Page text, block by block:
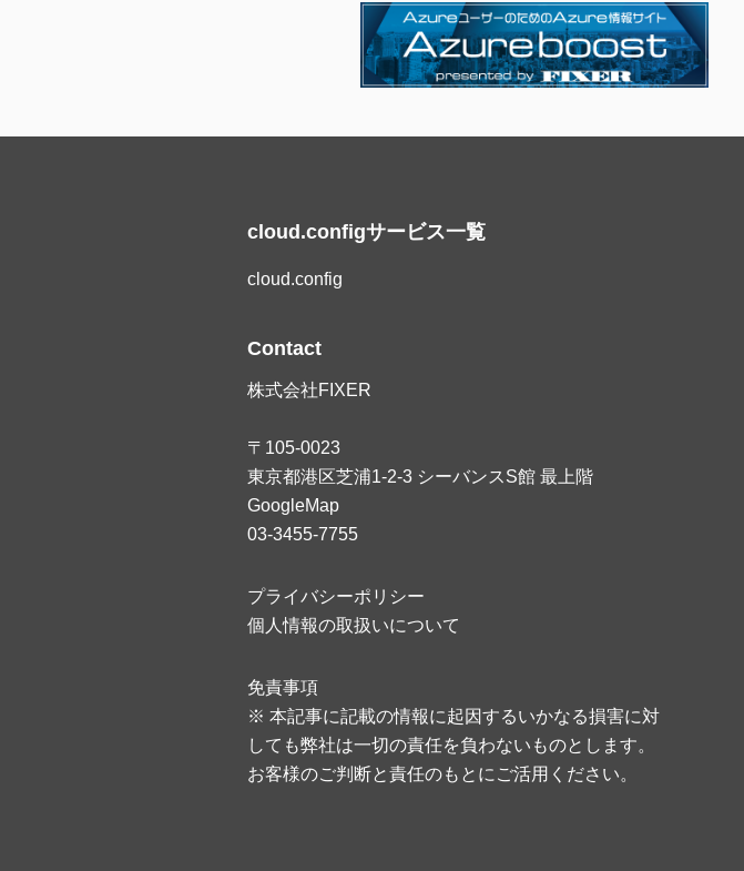
cloud.configサービス一覧
cloud.config
Contact
株式会社FIXER
〒105-0023
東京都港区芝浦1-2-3 シーバンスS館 最上階
GoogleMap
03-3455-7755
プライバシーポリシー
個人情報の取扱いについて
免責事項
※ 本記事に記載の情報に起因するいかなる損害に対
しても弊社は一切の責任を負わないものとします。
お客様のご判断と責任のもとにご活用ください。